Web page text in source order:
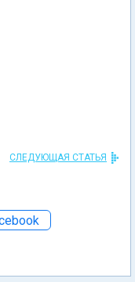
СЛЕДУЮЩАЯ СТАТЬЯ